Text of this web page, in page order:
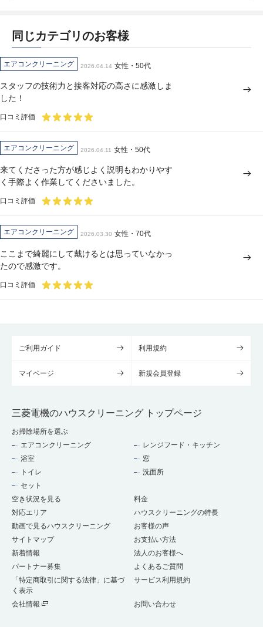
同じカテゴリのお客様
エアコンクリーニング 2026.04.14 女性・50代
スタッフの技術力と接客対応の高さに感激しま
した！
口コミ評価
エアコンクリーニング 2026.04.11 女性・50代
来てくださった方が感じよく説明もわかりやす
く手際よく作業してくださいました。
口コミ評価
エアコンクリーニング 2026.03.30 女性・70代
ここまで綺麗にして戴けるとは思っていなかっ
たので感激です。
口コミ評価
ご利用ガイド 利用規約
マイページ 新規会員登録
三菱電機のハウスクリーニング トップページ
お掃除場所を選ぶ
エアコンクリーニング
レンジフード・キッチン
浴室
窓
トイレ
洗面所
セット
空き状況を見る
料金
対応エリア
ハウスクリーニングの特長
動画で見るハウスクリーニング
お客様の声
サイトマップ
お支払い方法
新着情報
法人のお客様へ
パートナー募集
よくあるご質問
「特定商取引に関する法律」に基づ
く表示
サービス利用規約
会社情報 お問い合わせ